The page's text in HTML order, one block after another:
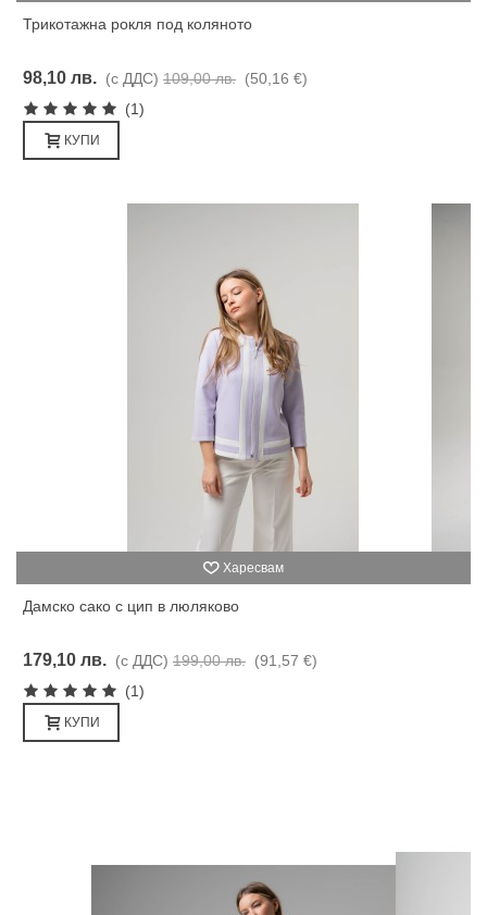
Трикотажна рокля под коляното
98,10 лв. (с ДДС) 109,00 лв. (50,16 €)
(1)
КУПИ
Харесвам
Дамско сако с цип в люляково
179,10 лв. (с ДДС) 199,00 лв. (91,57 €)
(1)
КУПИ